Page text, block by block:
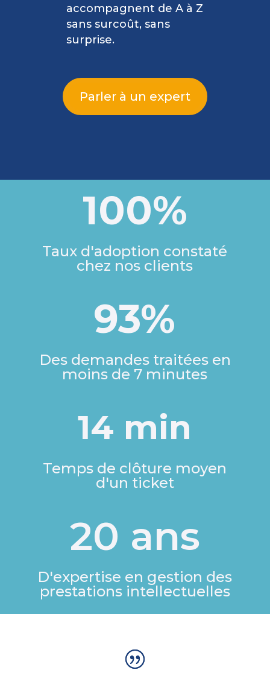
accompagnent de A à Z
sans surcoût, sans
surprise.
Parler à un expert
100%
Taux d'adoption constaté
chez nos clients
93%
Des demandes traitées en
moins de 7 minutes
14 min
Temps de clôture moyen
d'un ticket
20 ans
D'expertise en gestion des
prestations intellectuelles